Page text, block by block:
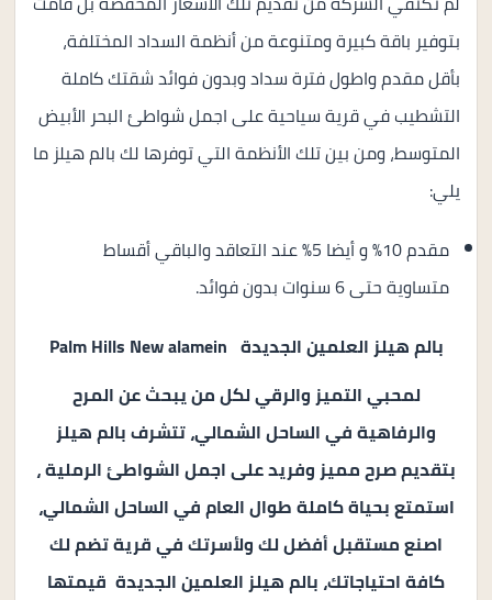
بتوفير باقة كبيرة ومتنوعة من أنظمة السداد المختلفة،
بأقل مقدم واطول فترة سداد وبدون فوائد شقتك كاملة
التشطيب في قرية سياحية على اجمل شواطئ البحر الأبيض
المتوسط، ومن بين تلك الأنظمة التي توفرها لك بالم هيلز ما
يلي:
مقدم 10% و أيضا 5% عند التعاقد والباقي أقساط
متساوية حتى 6 سنوات بدون فوائد.
بالم هيلز العلمين الجديدة Palm Hills New alamein
لمحبي التميز والرقي لكل من يبحث عن المرح
والرفاهية في الساحل الشمالي، تتشرف بالم هيلز
بتقديم صرح مميز وفريد على اجمل الشواطئ الرملية ،
استمتع بحياة كاملة طوال العام في الساحل الشمالي،
اصنع مستقبل أفضل لك ولأسرتك في قرية تضم لك
كافة احتياجاتك، بالم هيلز العلمين الجديدة قيمتها